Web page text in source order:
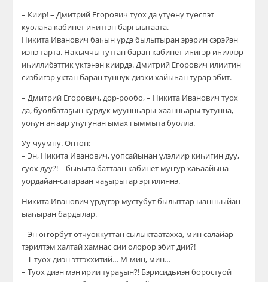
– Киир! – Дмитрий Егорович туох да үтүөнү түөспэт
куолаһа кабинет иһиттэн баргыытаата.
Никита Иванович баһын үрдэ былытыран эрэрин сэрэйэн
иэнэ тарта. Накыччы туттан баран кабинет иһигэр иһиллэр-
иһиллибэттик үктэнэн киирдэ. Дмитрий Егорович илиитин
сиэбигэр уктан баран түннүк диэки хайыһан турар эбит.
– Дмитрий Егорович, дор-рообо, – Никита Иванович туох
да, буолбатаҕын курдук муунньары-хаанньары тутунна,
уоһун аҥаар уһугунан ымах гыммыта буолла.
Уу-чуумпу. Онтон:
– Эн, Никита Иванович, уопсайынан үлэлиир киһигин дуу,
суох дуу?! – быһыта баттаан кабинет муҥур хаһаайына
уордайан-сатараан чаҕырыгар эргилиннэ.
Никита Иванович үрдүгэр мустубут былыттар ыанньыйан-
ыаһыран бардылар.
– Эн оҥорбут отчуоккуттан сылыктаатахха, мин салайар
тэрилтэм халтай хамнас сии олорор эбит дии?!
– Т-туох диэн эттэххитий… М-мин, мин…
– Туох диэн мэҥирии тураҕын?! Бэрисидьиэн боростуой